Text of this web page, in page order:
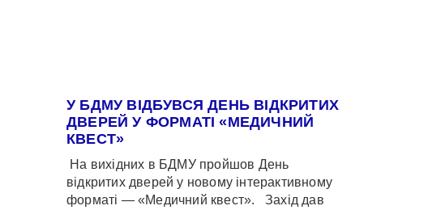
У БДМУ ВІДБУВСЯ ДЕНЬ ВІДКРИТИХ
ДВЕРЕЙ У ФОРМАТІ «МЕДИЧНИЙ
КВЕСТ»
На вихідних в БДМУ пройшов День
відкритих дверей у новому інтерактивному
форматі — «Медичний квест». Захід дав